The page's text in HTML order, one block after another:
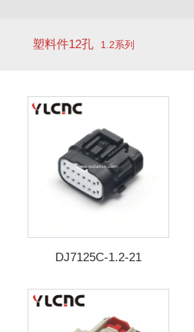
塑料件12孔 1.2系列
DJ7125C-1.2-21